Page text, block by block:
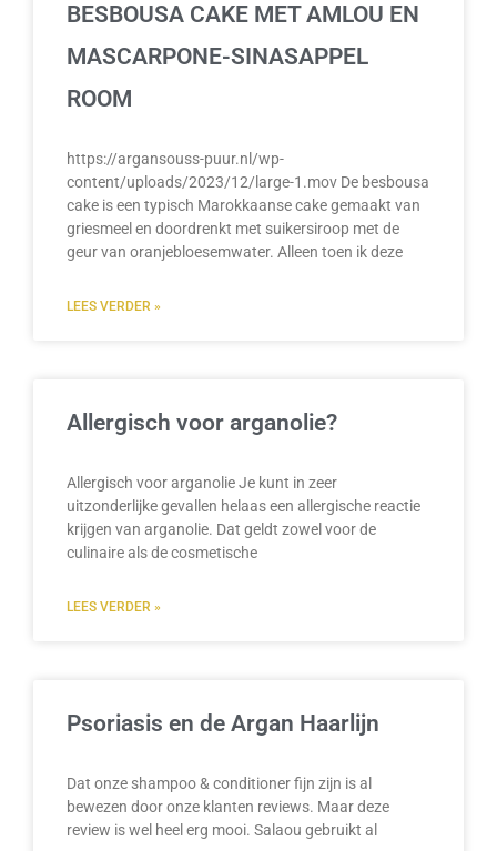
BESBOUSA CAKE MET AMLOU EN
MASCARPONE-SINASAPPEL
ROOM
https://argansouss-puur.nl/wp-
content/uploads/2023/12/large-1.mov De besbousa
cake is een typisch Marokkaanse cake gemaakt van
griesmeel en doordrenkt met suikersiroop met de
geur van oranjebloesemwater. Alleen toen ik deze
LEES VERDER »
Allergisch voor arganolie?
Allergisch voor arganolie Je kunt in zeer
uitzonderlijke gevallen helaas een allergische reactie
krijgen van arganolie. Dat geldt zowel voor de
culinaire als de cosmetische
LEES VERDER »
Psoriasis en de Argan Haarlijn
Dat onze shampoo & conditioner fijn zijn is al
bewezen door onze klanten reviews. Maar deze
review is wel heel erg mooi. Salaou gebruikt al